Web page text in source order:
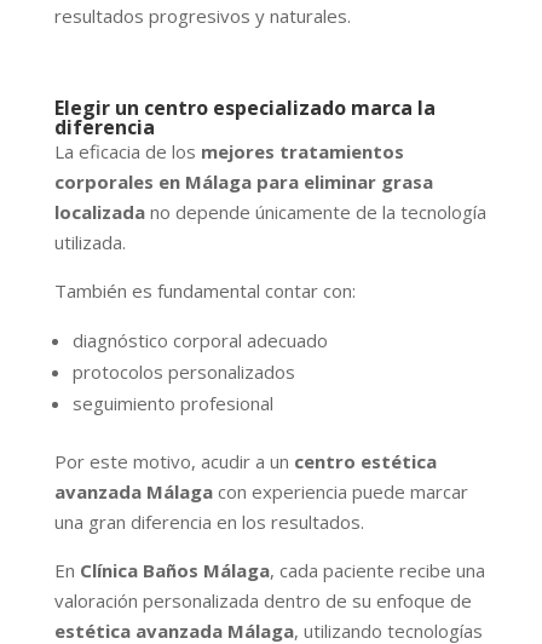
resultados progresivos y naturales.
Elegir un centro especializado marca la
diferencia
La eficacia de los mejores tratamientos
corporales en Málaga para eliminar grasa
localizadano depende únicamente de la tecnología
utilizada.
También es fundamental contar con:
diagnóstico corporal adecuado
protocolos personalizados
seguimiento profesional
Por este motivo, acudir a un centro estética
avanzada Málagacon experiencia puede marcar
una gran diferencia en los resultados.
En Clínica Baños Málaga, cada paciente recibe una
valoración personalizada dentro de su enfoque de
estética avanzada Málaga, utilizando tecnologías